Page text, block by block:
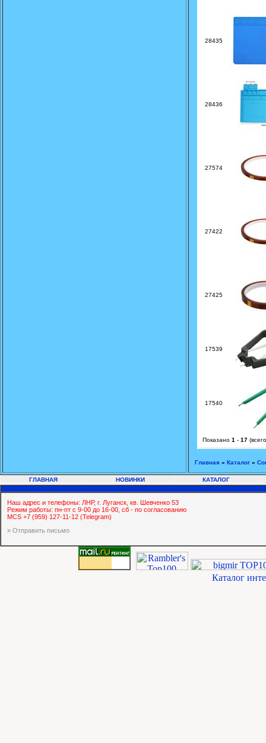
28435
28436
27574
27422
27425
17539
17540
Показано 1 - 17
Главная » Каталог »
ГЛАВНАЯ НОВИНКИ КАТАЛОГ
Наш адрес и телефоны: ЛНР, г. Луганск, кв. Шевченко 53
Режим работы: пн-пт с 9-00 до 16-00, сб - по согласованию
MCS +7 (959) 127-11-12 (Telegram)
» Отправить письмо
Каталог